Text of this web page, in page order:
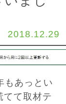
2018.12.29
もあっとい
てて取材テ